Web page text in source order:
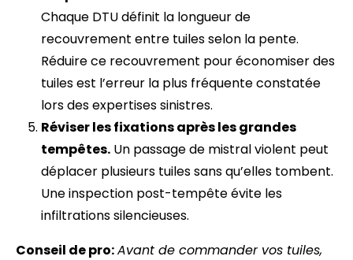
Chaque DTU définit la longueur de
recouvrement entre tuiles selon la pente.
Réduire ce recouvrement pour économiser des
tuiles est l’erreur la plus fréquente constatée
lors des expertises sinistres.
Réviser les fixations après les grandes
tempêtes. Un passage de mistral violent peut
déplacer plusieurs tuiles sans qu’elles tombent.
Une inspection post-tempête évite les
infiltrations silencieuses.
Conseil de pro:Avant de commander vos tuiles,